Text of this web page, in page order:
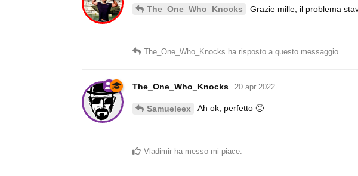
The_One_Who_Knocks Grazie mille, il problema
The_One_Who_Knocks ha risposto a questo messaggio
The_One_Who_Knocks 20 apr 2022
Samueleex Ah ok, perfetto 🙂
Vladimir ha messo mi piace.